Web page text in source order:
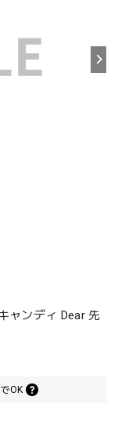
ャンディ Dear 先
OK